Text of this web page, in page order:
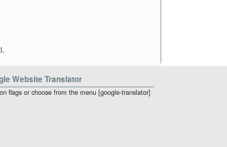
.
Website Translator
flags or choose from the menu [google-translator]